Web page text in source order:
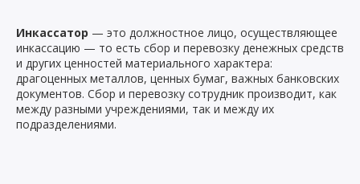
Инкассатор — это должностное лицо, осуществляющее
инкассацию — то есть сбор и перевозку денежных средств
и других ценностей материального характера:
драгоценных металлов, ценных бумаг, важных банковских
документов. Сбор и перевозку сотрудник производит, как
между разными учреждениями, так и между их
подразделениями.